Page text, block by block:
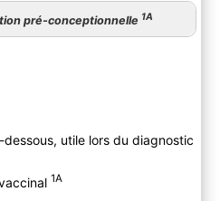
risque et modalités de
(3e mois)
pré-conceptionnelle 1A
utile lors du diagnostic
1A